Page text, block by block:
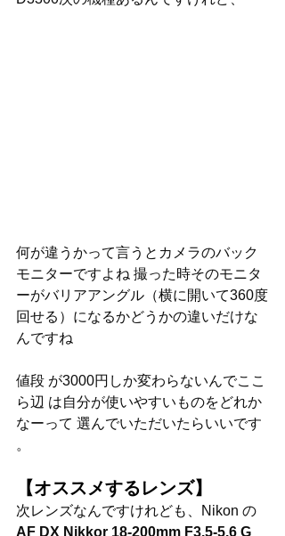
何が違うかって言うとカメラのバック
モニターですよね 撮った時そのモニタ
ーがバリアアングル（横に開いて360度
回せる）になるかどうかの違いだけな
んですね
値段 が3000円しか変わらないんでここ
ら辺 は自分が使いやすいものをどれか
なーって 選んでいただいたらいいです
。
【オススメするレンズ】
次レンズなんですけれども、Nikon の
AF DX Nikkor 18-200mm F3.5-5.6 G